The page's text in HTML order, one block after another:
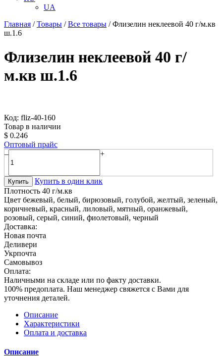
UA
Главная /Товары /Все товары /Флизелин неклеевой 40 г/м.кв
ш.1.6
Флизелин неклеевой 40 г/
м.кв ш.1.6
Код: fliz-40-160
Товар в наличии
$ 0.246
Оптовый прайс
–
+
Купить
Купить в один клик
Плотность 40 г/м.кв
Цвет бежевый, белый, бирюзовый, голубой, желтый, зеленый,
коричневый, красный, лиловый, мятный, оранжевый,
розовый, серый, синий, фиолетовый, черный
Доставка:
Новая почта
Деливери
Укрпочта
Самовывоз
Оплата:
Наличными на складе или по факту доставки.
100% предоплата. Наш менеджер свяжется с Вами для
уточнения деталей.
Описание
Характеристики
Оплата и доставка
Описание